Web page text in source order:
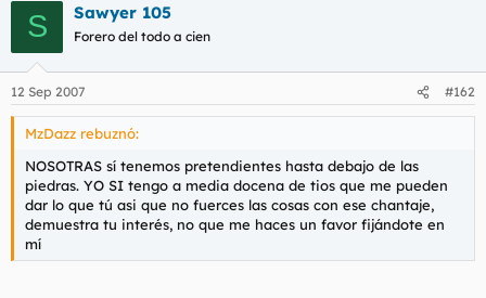
S Sawyer 105
Forero del todo a cien
12 Sep 2007 #162
MzDazz rebuznó:
NOSOTRAS sí tenemos pretendientes hasta debajo de las
piedras. YO SI tengo a media docena de tios que me pueden
dar lo que tú asi que no fuerces las cosas con ese chantaje,
demuestra tu interés, no que me haces un favor fijándote en
mí